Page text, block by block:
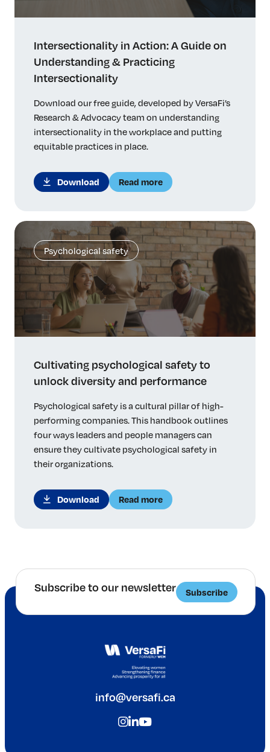
Intersectionality in Action: A Guide on
Understanding & Practicing
Intersectionality
Download our free guide, developed by VersaFi’s
Research & Advocacy team on understanding
intersectionality in the workplace and putting
equitable practices in place.
Download Read more
Psychological safety
Cultivating psychological safety to
unlock diversity and performance
Psychological safety is a cultural pillar of high-
performing companies. This handbook outlines
four ways leaders and people managers can
ensure they cultivate psychological safety in
their organizations.
Download Read more
Subscribe to our newsletter Subscribe
info@versafi.ca